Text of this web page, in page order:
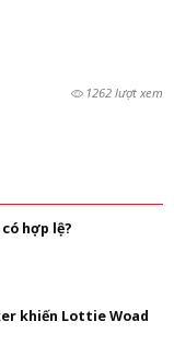
1262 lượt xem
hợp lệ?
khiến Lottie Woad